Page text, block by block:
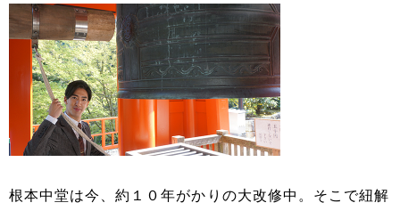
根本中堂は今、約１０年がかりの大改修中。そこで紐解